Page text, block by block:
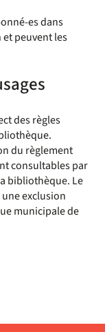
es dans
peuvent les
des règles
du règlement
consultables par
bibliothèque. Le
exclusion
municipale de